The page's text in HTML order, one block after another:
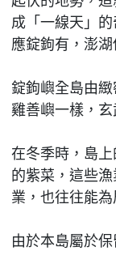
成「一線天」
應錠鉤有，澎
錠鉤嶼全島由
雞善嶼一樣，
在冬季時，島
的紫菜，這些
業，也往往能
由於本島屬於